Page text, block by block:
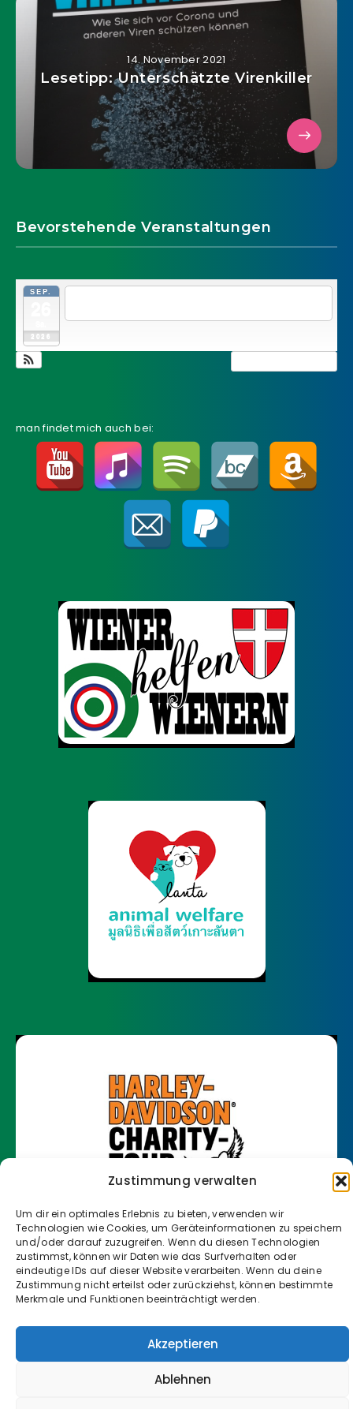
Zustimmung verwalten
Um dir ein optimales Erlebnis zu bieten, verwenden wir
Technologien wie Cookies, um Geräteinformationen zu speichern
und/oder darauf zuzugreifen. Wenn du diesen Technologien
zustimmst, können wir Daten wie das Surfverhalten oder
eindeutige IDs auf dieser Website verarbeiten. Wenn du deine
Zustimmung nicht erteilst oder zurückziehst, können bestimmte
Merkmale und Funktionen beeinträchtigt werden.
Akzeptieren
Ablehnen
14. November 2021
Lesetipp: Unterschätzte Virenkiller
Bevorstehende Veranstaltungen
SEP.
2026
man findet mich auch bei:
Klicke hier, um Marketing-Cookies zu
aktivieren